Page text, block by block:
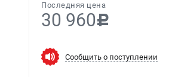
Последняя цена
30 960c
Сообщить о поступлении